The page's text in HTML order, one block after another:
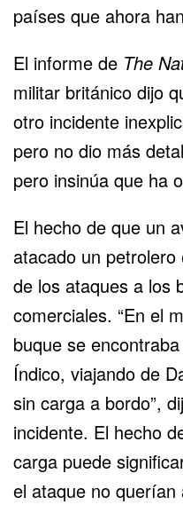
países que ahora
El informe de The
militar británico dijo
otro incidente
pero no dio más
pero insinúa que ha
El hecho de que un
atacado un
de los ataques a los
comerciales. “En el
buque se
Índico, viajando de
sin carga a bordo”,
incidente. El hecho
carga puede
el ataque no